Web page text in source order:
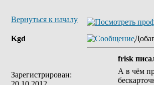
Вернуться к началу
Kgd
Зарегистрирован:
frisk
А в чём